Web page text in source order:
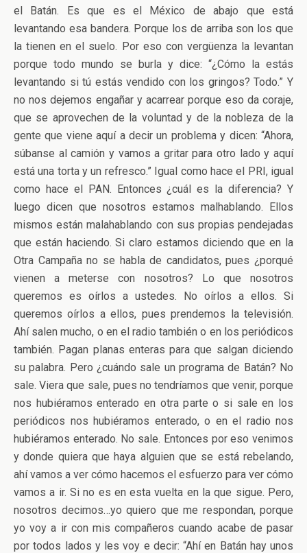
el Batán. Es que es el México de abajo que está
levantando esa bandera. Porque los de arriba son los que
la tienen en el suelo. Por eso con vergüenza la levantan
porque todo mundo se burla y dice: “¿Cómo la estás
levantando si tú estás vendido con los gringos? Todo.” Y
no nos dejemos engañar y acarrear porque eso da coraje,
que se aprovechen de la voluntad y de la nobleza de la
gente que viene aquí a decir un problema y dicen: “Ahora,
súbanse al camión y vamos a gritar para otro lado y aquí
está una torta y un refresco.” Igual como hace el PRI, igual
como hace el PAN. Entonces ¿cuál es la diferencia? Y
luego dicen que nosotros estamos malhablando. Ellos
mismos están malahablando con sus propias pendejadas
que están haciendo. Si claro estamos diciendo que en la
Otra Campaña no se habla de candidatos, pues ¿porqué
vienen a meterse con nosotros? Lo que nosotros
queremos es oírlos a ustedes. No oírlos a ellos. Si
queremos oírlos a ellos, pues prendemos la televisión.
Ahí salen mucho, o en el radio también o en los periódicos
también. Pagan planas enteras para que salgan diciendo
su palabra. Pero ¿cuándo sale un programa de Batán? No
sale. Viera que sale, pues no tendríamos que venir, porque
nos hubiéramos enterado en otra parte o si sale en los
periódicos nos hubiéramos enterado, o en el radio nos
hubiéramos enterado. No sale. Entonces por eso venimos
y donde quiera que haya alguien que se está rebelando,
ahí vamos a ver cómo hacemos el esfuerzo para ver cómo
vamos a ir. Si no es en esta vuelta en la que sigue. Pero,
nosotros decimos…yo quiero que me respondan, porque
yo voy a ir con mis compañeros cuando acabe de pasar
por todos lados y les voy e decir: “Ahí en Batán hay unos